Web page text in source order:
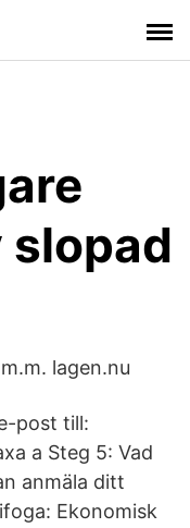
slopad
lagen.nu
post till:
a Steg 5: Vad
anmäla ditt
Ekonomisk